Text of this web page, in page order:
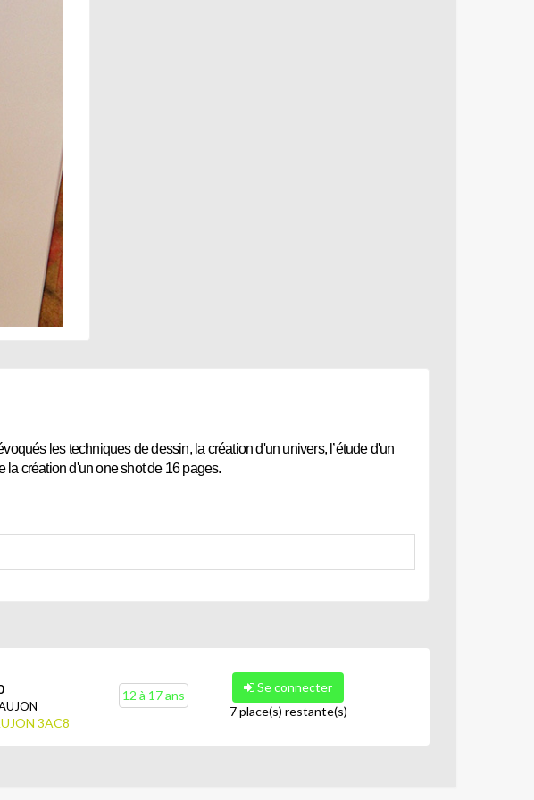
les techniques de dessin, la création d'un univers, l’étude d'un
la création d'un one shot de 16 pages.
3AC8
12 à 17 ans
Se connecter
7 place(s) restante(s)